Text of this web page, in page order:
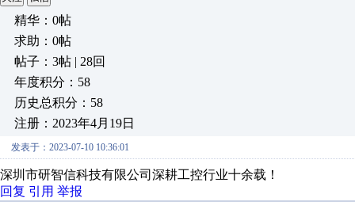
精华：0帖
求助：0帖
帖子：3帖 | 28回
年度积分：58
历史总积分：58
注册：2023年4月19日
发表于：2023-07-10 10:36:01
深圳市研智信科技有限公司深耕工控行业十余载！
回复 引用 举报